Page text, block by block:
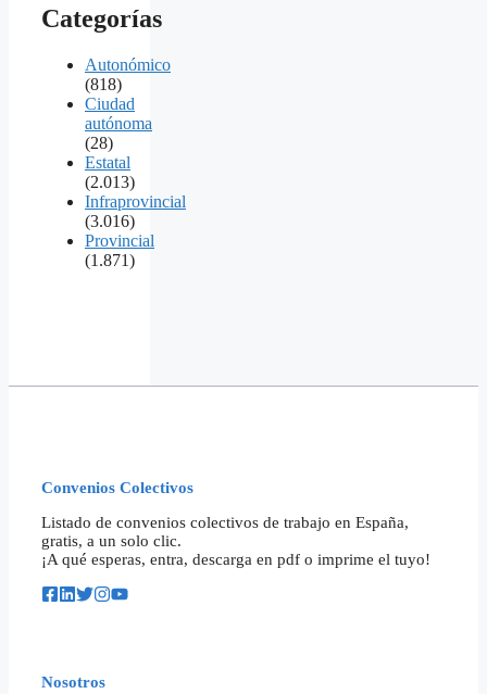
Categorías
Autonómico
(818)
Ciudad
autónoma
(28)
Estatal
(2.013)
Infraprovincial
(3.016)
Provincial
(1.871)
Convenios Colectivos
Listado de convenios colectivos de trabajo en España,
gratis, a un solo clic.
¡A qué esperas, entra, descarga en pdf o imprime el tuyo!
Nosotros